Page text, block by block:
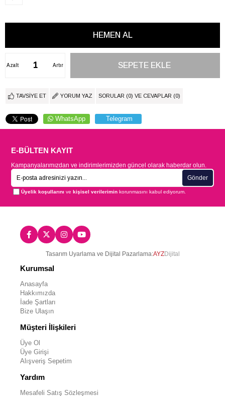
Artır
Azalt
TAVSIYE ET YORUM YAZ SORULAR (0) VE CEVAPLAR (0)
WhatsApp Telegram
E-BÜLTEN KAYIT
Kampanyalarımızdan ve indirimlerimizden güncel olarak haberdar olun.
Gönder
Üyelik koşullarını vekişisel verilerimin korunmasını kabul ediyorum.
Tasarım Uyarlama ve Dijital Pazarlama:AYZDijital
Kurumsal
Anasayfa
Hakkımızda
İade Şartları
Bize Ulaşın
Müşteri İlişkileri
Üye Ol
Üye Girişi
Alışveriş Sepetim
Yardım
Mesafeli Satış Sözleşmesi